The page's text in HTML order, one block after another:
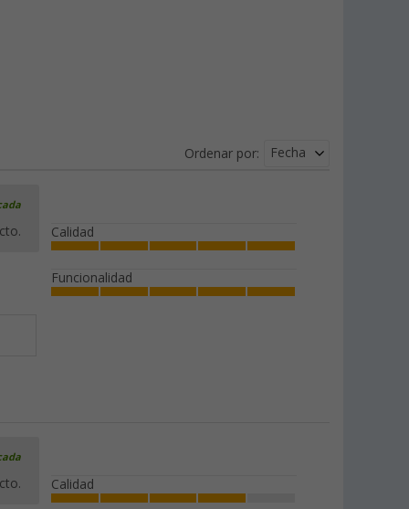
Ordenar por: Fecha
Calidad
Funcionalidad
Calidad